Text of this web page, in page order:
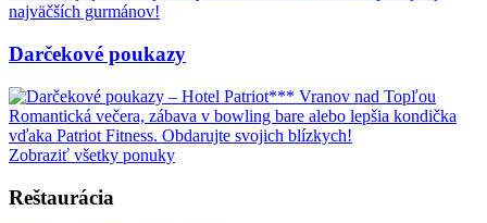
najväčších gurmánov!
Darčekové poukazy
Romantická večera, zábava v bowling bare alebo lepšia kondička
vďaka Patriot Fitness. Obdarujte svojich blízkych!
Zobraziť všetky ponuky
Reštaurácia